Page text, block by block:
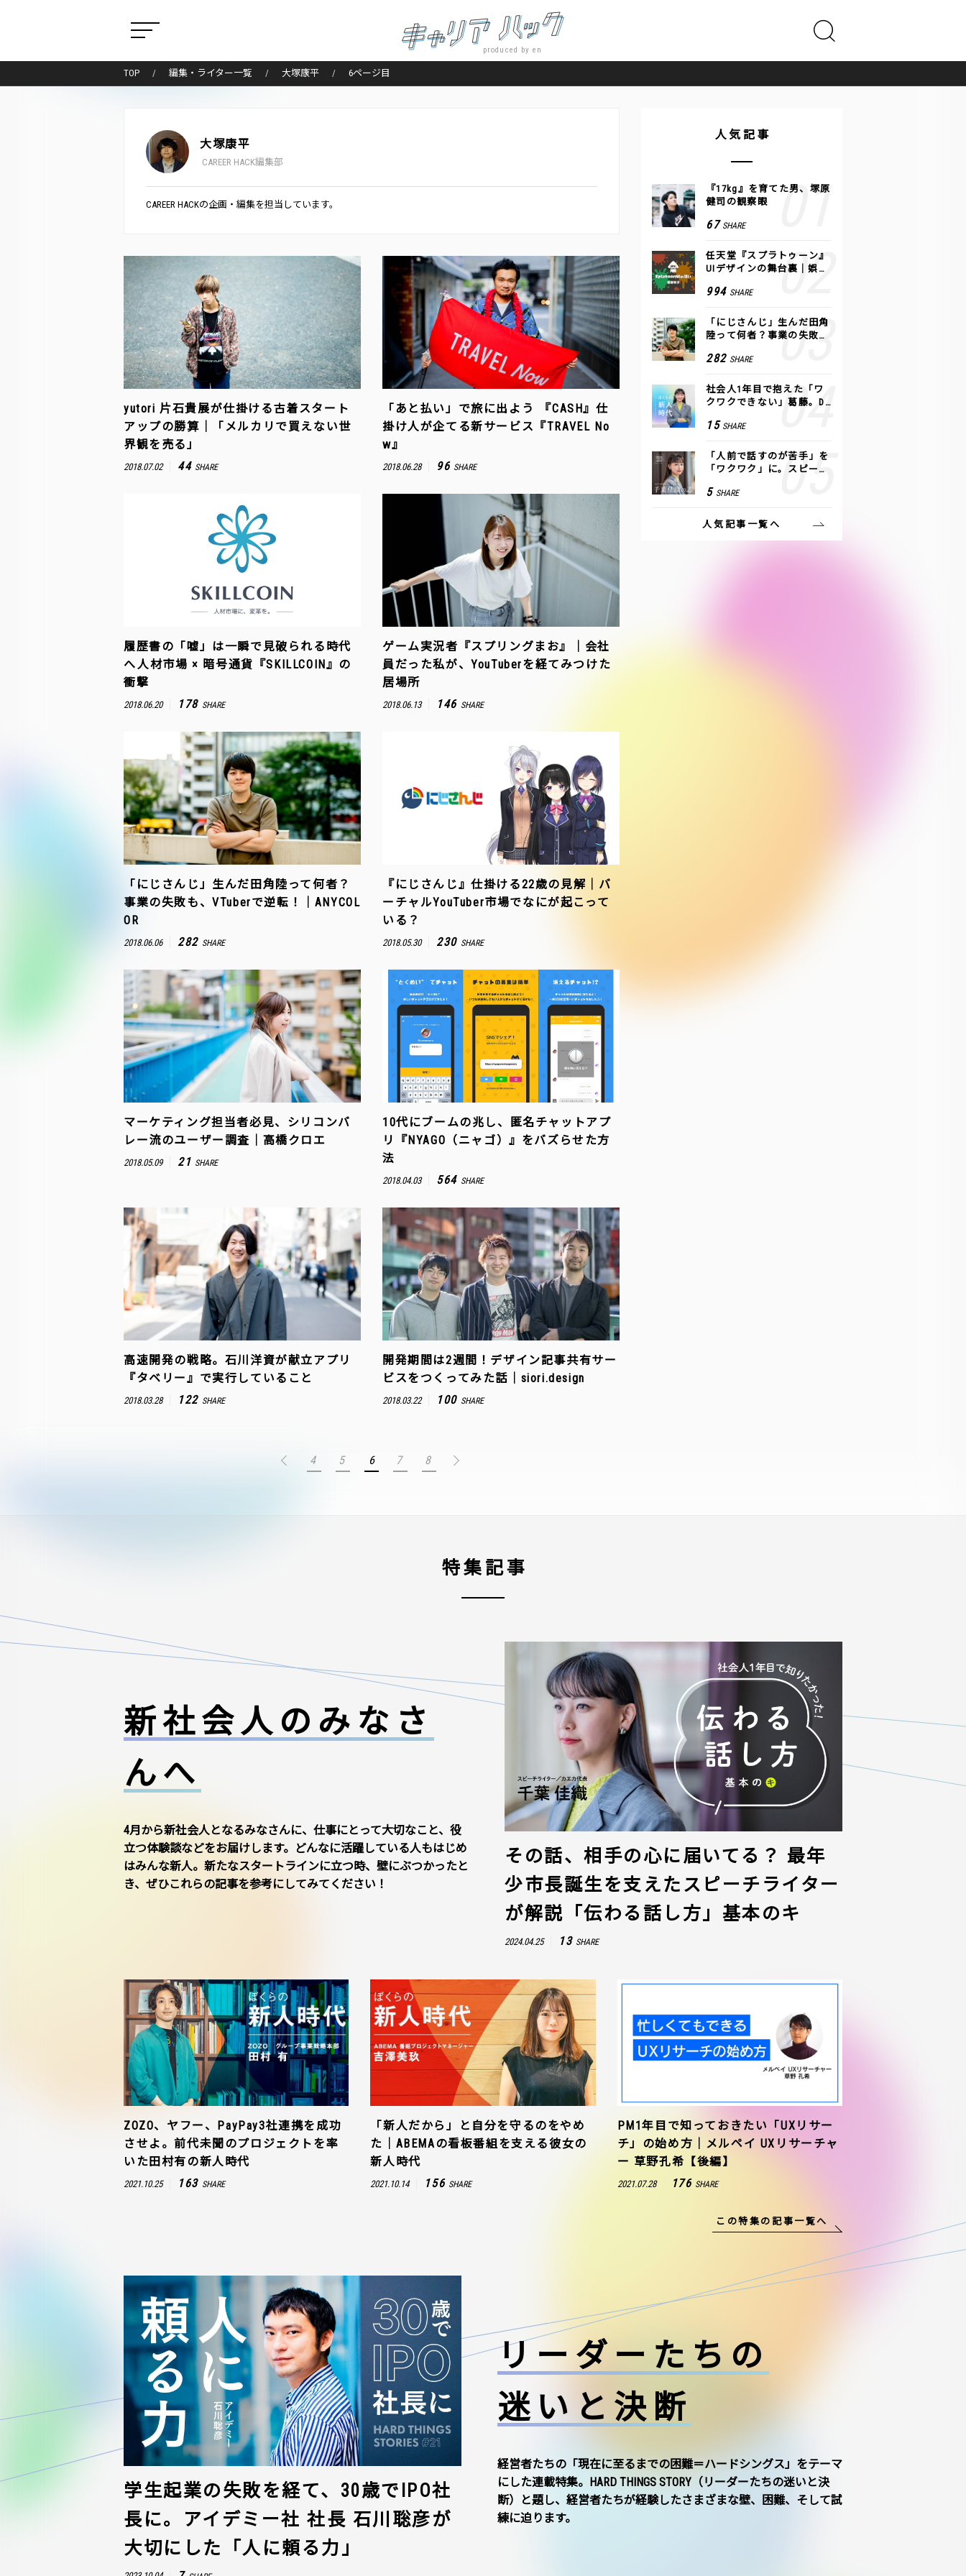
produced by en
TOP 編集・ライター一覧 大塚康平 6ページ目
大塚康平
CAREER HACK編集部
CAREER HACKの企画・編集を担当しています。
yutori 片石貴展が仕掛ける古着スタート
アップの勝算｜「メルカリで買えない世
界観を売る」
2018.07.02 44 SHARE
「あと払い」で旅に出よう ――『CASH』仕
掛け人が企てる新サービス『TRAVEL No
w』
2018.06.28 96 SHARE
履歴書の「嘘」は一瞬で見破られる時代
へ――人材市場 × 暗号通貨『SKILLCOIN』の
衝撃
2018.06.20 178 SHARE
ゲーム実況者『スプリングまお』｜会社
員だった私が、YouTuberを経てみつけた
居場所
2018.06.13 146 SHARE
「にじさんじ」生んだ田角陸って何者？
事業の失敗も、VTuberで逆転！｜ANYCOL
OR
2018.06.06 282 SHARE
『にじさんじ』仕掛ける22歳の見解｜バ
ーチャルYouTuber市場でなにが起こって
いる？
2018.05.30 230 SHARE
マーケティング担当者必見、シリコンバ
レー流のユーザー調査｜高橋クロエ
2018.05.09 21 SHARE
10代にブームの兆し、匿名チャットアプ
リ『NYAGO（ニャゴ）』をバズらせた方
法
2018.04.03 564 SHARE
高速開発の戦略。石川洋資が献立アプリ
『タベリー』で実行していること
2018.03.28 122 SHARE
開発期間は2週間！デザイン記事共有サー
ビスをつくってみた話｜siori.design
2018.03.22 100 SHARE
4 5 6 7 8
人気記事
『17kg』を育てた男、塚原
健司の観察眼
67 SHARE
任天堂『スプラトゥーン』
UIデザインの舞台裏｜娯楽
994 SHARE
「にじさんじ」生んだ田角
陸って何者？事業の失敗
COLOR
282 SHARE
社会人1年目で抱えた「ワ
クワクできない」葛藤。De
つけた、私の生きる道
15 SHARE
「人前で話すのが苦手」を
「ワクワク」に。スピーチ
方トレーニング」に込めた
5 SHARE
人気記事一覧へ
特集記事
新社会人のみなさ
んへ
4月から新社会人となるみなさんに、仕事にとって大切なこと、役
立つ体験談などをお届けします。どんなに活躍している人もはじめ
はみんな新人。新たなスタートラインに立つ時、壁にぶつかったと
き、ぜひこれらの記事を参考にしてみてください！
その話、相手の心に届いてる？ 最年
少市長誕生を支えたスピーチライター
が解説「伝わる話し方」基本のキ
2024.04.25 13 SHARE
ZOZO、ヤフー、PayPay3社連携を成功
させよ。前代未聞のプロジェクトを率
いた田村有の新人時代
2021.10.25 163 SHARE
「新人だから」と自分を守るのをやめ
た｜ABEMAの看板番組を支える彼女の
新人時代
2021.10.14 156 SHARE
PM1年目で知っておきたい「UXリサー
チ」の始め方｜メルペイ UXリサーチャ
ー 草野孔希【後編】
2021.07.28 176 SHARE
この特集の記事一覧へ
リーダーたちの
迷いと決断
経営者たちの「現在に至るまでの困難＝ハードシングス」をテーマ
にした連載特集。HARD THINGS STORY（リーダーたちの迷いと決
断）と題し、経営者たちが経験したさまざまな壁、困難、そして試
練に迫ります。
学生起業の失敗を経て、30歳でIPO社
長に。アイデミー社 社長 石川聡彦が
大切にした「人に頼る力」